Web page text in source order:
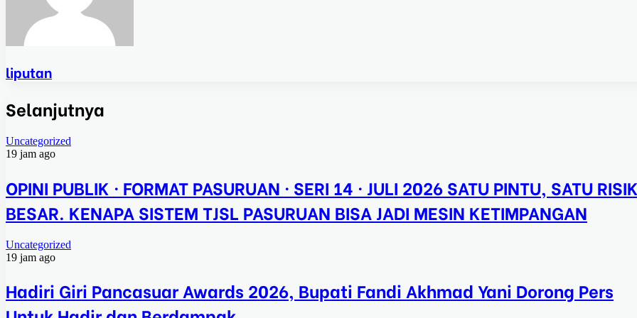
liputan
Selanjutnya
Uncategorized
19 jam ago
OPINI PUBLIK · FORMAT PASURUAN · SERI 14 · JULI 2026 SATU PINTU, SATU
BESAR. KENAPA SISTEM TJSL PASURUAN BISA JADI MESIN KETIMPANGAN
Uncategorized
19 jam ago
Hadiri Giri Pancasuar Awards 2026, Bupati Fandi Akhmad Yani Dorong Pers